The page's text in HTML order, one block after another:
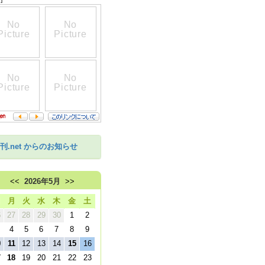
.net からのお知らせ
<< 2026年5月 >>
月 火 水 木 金
土
27 28 29 30 1
2
4 5 6 7 8
9
11 12 13 14 15
16
18 19 20 21 22 23